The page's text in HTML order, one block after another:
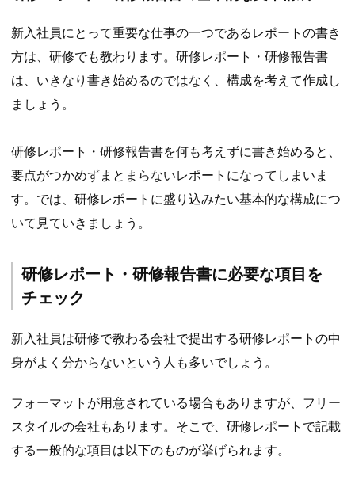
新入社員にとって重要な仕事の一つであるレポートの書き
方は、研修でも教わります。研修レポート・研修報告書
は、いきなり書き始めるのではなく、構成を考えて作成し
ましょう。
研修レポート・研修報告書を何も考えずに書き始めると、
要点がつかめずまとまらないレポートになってしまいま
す。では、研修レポートに盛り込みたい基本的な構成につ
いて見ていきましょう。
研修レポート・研修報告書に必要な項目を
チェック
新入社員は研修で教わる会社で提出する研修レポートの中
身がよく分からないという人も多いでしょう。
フォーマットが用意されている場合もありますが、フリー
スタイルの会社もあります。そこで、研修レポートで記載
する一般的な項目は以下のものが挙げられます。